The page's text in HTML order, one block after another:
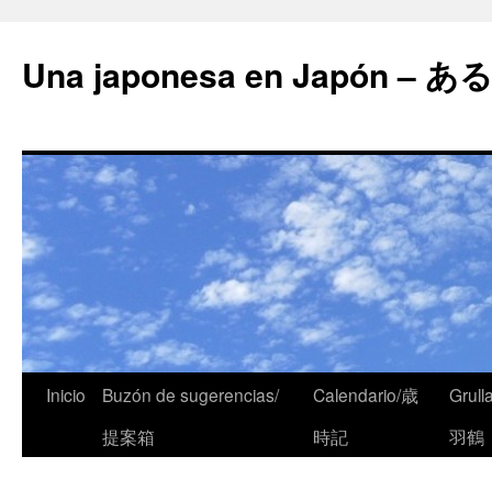
Una japonesa en Japón – あ
Inicio
Buzón de sugerencias/
提案箱
Calendario/歳
時記
羽鶴